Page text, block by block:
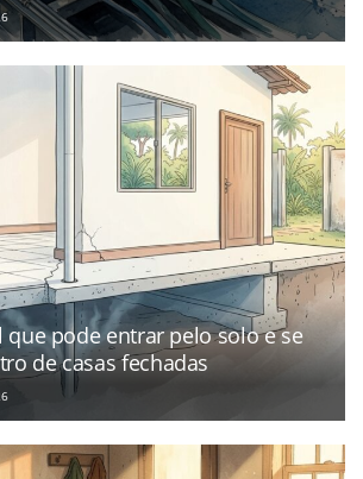
que pode entrar pelo solo e se
de casas fechadas